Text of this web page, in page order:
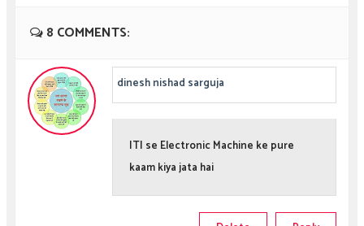
8 COMMENTS:
dinesh nishad sarguja
ITI se Electronic Machine ke pure
kaam kiya jata hai